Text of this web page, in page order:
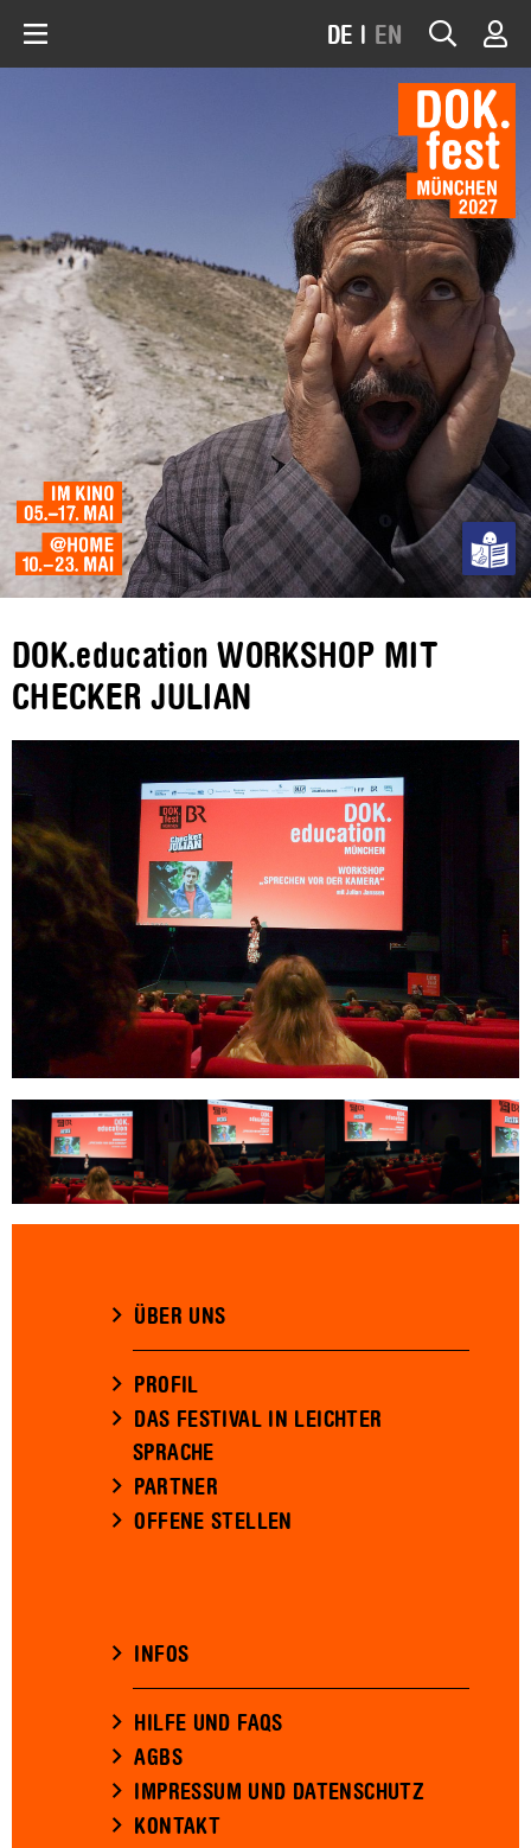
DE | EN
DOK.education WORKSHOP MIT
CHECKER JULIAN
ÜBER UNS
PROFIL
DAS FESTIVAL IN LEICHTER
SPRACHE
PARTNER
OFFENE STELLEN
INFOS
HILFE UND FAQS
AGBS
IMPRESSUM UND DATENSCHUTZ
KONTAKT